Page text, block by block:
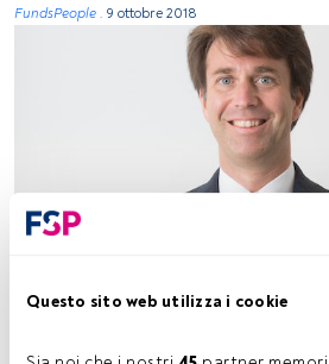
Questo sito web utilizza i cookie
FundsPeople . 9 ottobre 2018
immagine concessa